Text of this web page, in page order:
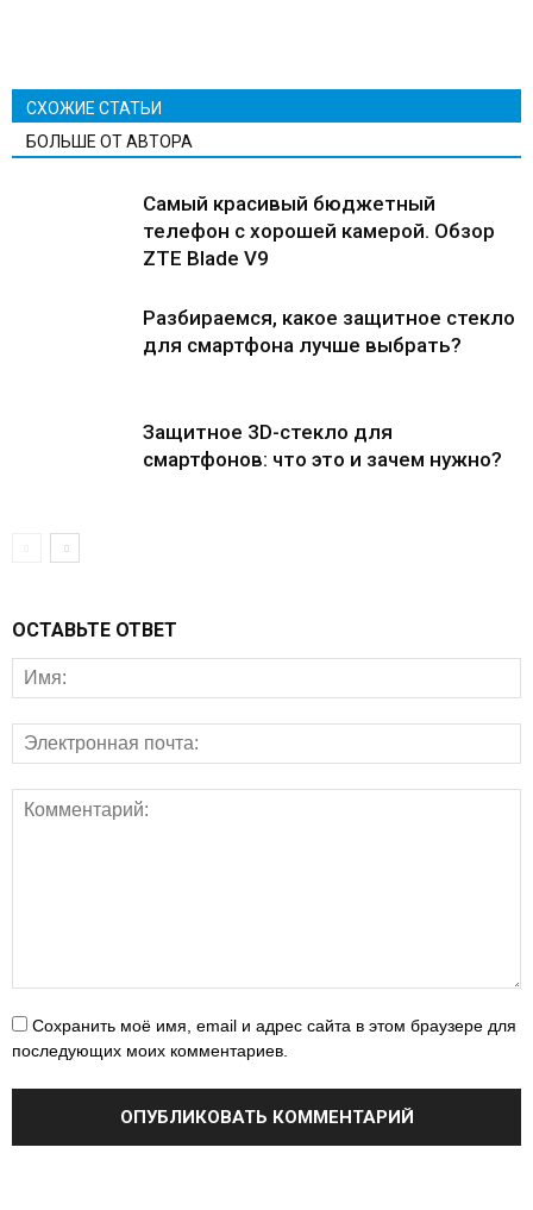
СХОЖИЕ СТАТЬИ
БОЛЬШЕ ОТ АВТОРА
Самый красивый бюджетный
телефон с хорошей камерой. Обзор
ZTE Blade V9
Разбираемся, какое защитное стекло
для смартфона лучше выбрать?
Защитное 3D-стекло для
смартфонов: что это и зачем нужно?
ОСТАВЬТЕ ОТВЕТ
Сохранить моё имя, email и адрес сайта в этом браузере для
последующих моих комментариев.